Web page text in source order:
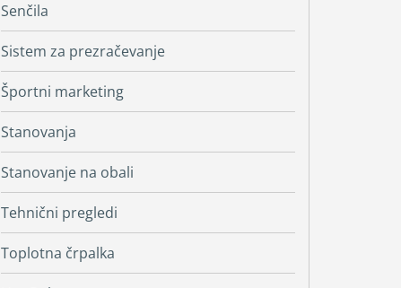
Senčila
Sistem za prezračevanje
Športni marketing
Stanovanja
Stanovanje na obali
Tehnični pregledi
Toplotna črpalka